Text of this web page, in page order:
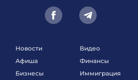
Новости
Афиша
Бизнесы
Видео
Финансы
Иммиграция